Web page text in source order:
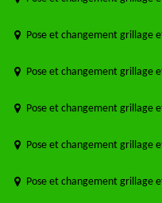
Pose et changement grillage
Pose et changement grillage
Pose et changement grillage
Pose et changement grillage
Pose et changement grillage